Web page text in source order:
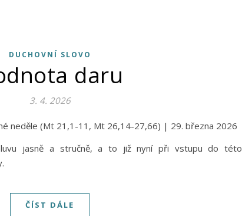
DUCHOVNÍ SLOVO
daru
3. 4. 2026
neděle (Mt 21,1-11, Mt 26,14-27,66) | 29. března 2026
jasně a stručně, a to již nyní při vstupu do této
ČÍST DÁLE